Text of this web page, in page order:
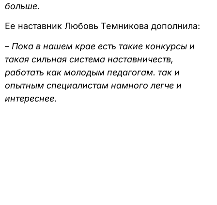
больше.
Ее наставник Любовь Темникова дополнила:
– Пока в нашем крае есть такие конкурсы и
такая сильная система наставничеств,
работать как молодым педагогам. так и
опытным специалистам намного легче и
интереснее.